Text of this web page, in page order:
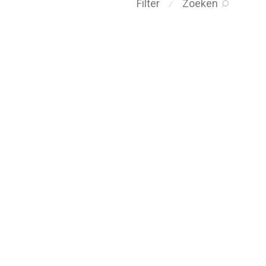
Filter ⁄ Zoeken